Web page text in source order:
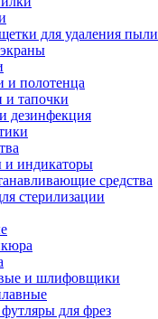
для удаления пыли
и полотенца
тапочки
дезинфекция
индикаторы
средства
стерилизации
и шлифовщики
для фрез